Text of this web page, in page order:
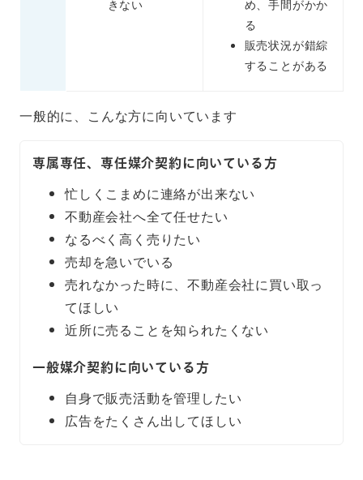
きない
め、手間がかか
る
販売状況が錯綜
することがある
一般的に、こんな方に向いています
専属専任、専任媒介契約に向いている方
忙しくこまめに連絡が出来ない
不動産会社へ全て任せたい
なるべく高く売りたい
売却を急いでいる
売れなかった時に、不動産会社に買い取っ
てほしい
近所に売ることを知られたくない
一般媒介契約に向いている方
自身で販売活動を管理したい
広告をたくさん出してほしい